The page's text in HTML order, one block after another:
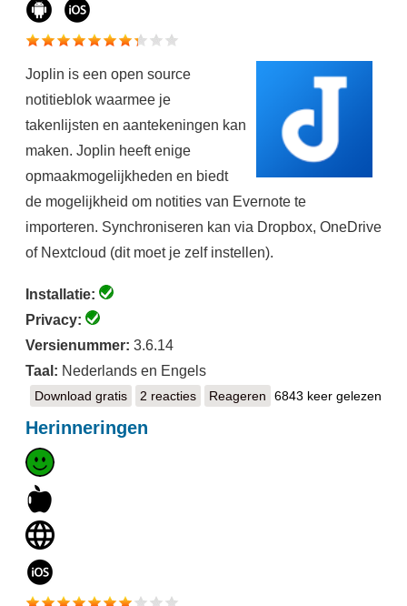
Joplin is een open source
notitieblok waarmee je
takenlijsten en aantekeningen kan
maken. Joplin heeft enige
opmaakmogelijkheden en biedt
de mogelijkheid om notities van Evernote te
importeren. Synchroniseren kan via Dropbox, OneDrive
of Nextcloud (dit moet je zelf instellen).
Installatie:
Privacy:
Versienummer: 3.6.14
Taal: Nederlands en Engels
Download gratis Joplin
2 reacties Reageren 6843 keer gelezen
Herinneringen